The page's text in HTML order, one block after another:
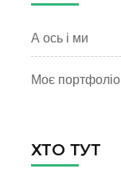
А ось і ми
Моє портфоліо
ХТО ТУТ